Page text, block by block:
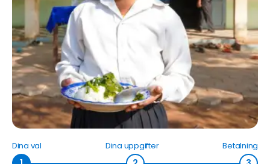
Dina val Dina uppgifter Betalning